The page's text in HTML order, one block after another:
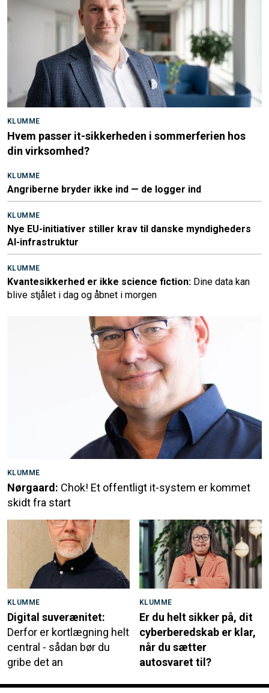
KLUMME
Hvem passer it-sikkerheden i sommerferien hos
din virksomhed?
KLUMME
Angriberne bryder ikke ind — de logger ind
KLUMME
Nye EU-initiativer stiller krav til danske myndigheders
AI-infrastruktur
KLUMME
Kvantesikkerhed er ikke science fiction: Dine data kan
blive stjålet i dag og åbnet i morgen
KLUMME
Nørgaard: Chok! Et offentligt it-system er kommet
skidt fra start
KLUMME
Digital suverænitet:
Derfor er kortlægning helt
central - sådan bør du
gribe det an
KLUMME
Er du helt sikker på, dit
cyberberedskab er klar,
når du sætter
autosvaret til?